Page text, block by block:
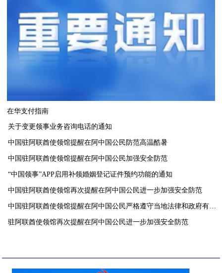
在华支付指南
关于变更领事业务咨询电话的通知
中国驻阿联酋使领馆提醒在阿中国公民防范高温酷暑
中国驻阿联酋使领馆提醒在阿中国公民加强安全防范
“中国领事”APP启用补领婚姻登记证件预约功能的通知
中国驻阿联酋使领馆再次提醒在阿中国公民进一步加强安全防范
中国驻阿联酋使领馆提醒在阿中国公民严格遵守当地法律和政府有关
要求
驻阿联酋使领馆再次提醒在阿中国公民进一步加强安全防范